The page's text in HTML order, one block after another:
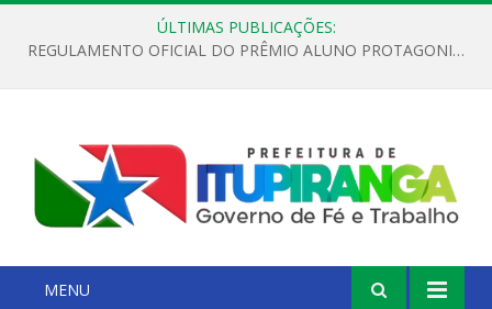
ÚLTIMAS PUBLICAÇÕES:
REGULAMENTO OFICIAL DO PRÊMIO ALUNO PROTAGONISTA – EDIÇÃO 2026
MENU